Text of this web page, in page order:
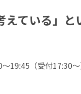
えている」
19:45（受付17:30〜